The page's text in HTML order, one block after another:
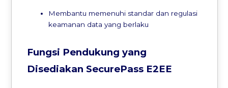
Membantu memenuhi standar dan regulasi
keamanan data yang berlaku
Fungsi Pendukung yang
Disediakan SecurePass E2EE